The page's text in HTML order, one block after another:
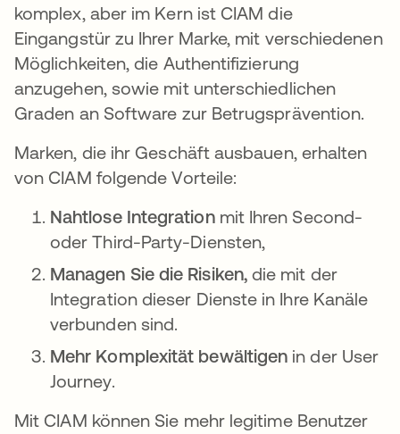
komplex, aber im Kern ist CIAM die
Eingangstür zu Ihrer Marke, mit verschiedenen
Möglichkeiten, die Authentifizierung
anzugehen, sowie mit unterschiedlichen
Graden an Software zur Betrugsprävention.
Marken, die ihr Geschäft ausbauen, erhalten
von CIAM folgende Vorteile:
Nahtlose Integrationmit Ihren Second-
oder Third-Party-Diensten,
Managen Sie die Risiken,die mit der
Integration dieser Dienste in Ihre Kanäle
verbunden sind.
Mehr Komplexität bewältigen in der User
Journey.
Mit CIAM können Sie mehr legitime Benutzer